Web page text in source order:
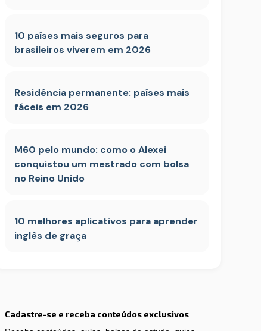
10 países mais seguros para
brasileiros viverem em 2026
Residência permanente: países mais
fáceis em 2026
M60 pelo mundo: como o Alexei
conquistou um mestrado com bolsa
no Reino Unido
10 melhores aplicativos para aprender
inglês de graça
Cadastre-se e receba conteúdos exclusivos